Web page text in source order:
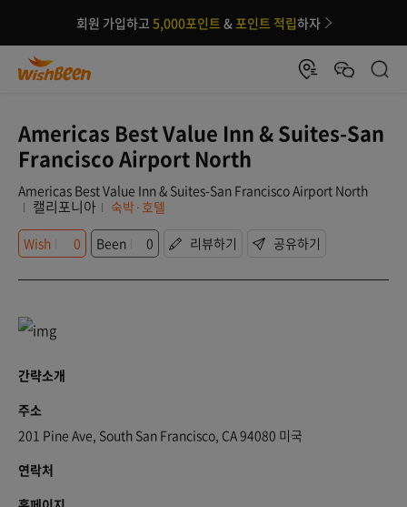
회원 가입하고 5,000포인트 &포인트 적립하자
Americas Best Value Inn & Suites-San
Francisco Airport North
Americas Best Value Inn & Suites-San Francisco Airport North
캘리포니아
숙박·호텔
Wish
0 Been 0 리뷰하기 공유하기
간략소개
주소
201 Pine Ave, South San Francisco, CA 94080 미국
연락처